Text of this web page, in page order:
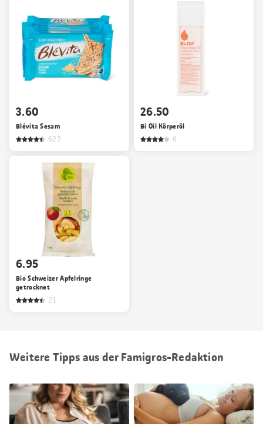
3.60
Blévita Sesam
623
26.50
Bi Oil Körperöl
6
6.95
Bio Schweizer Apfelringe
getrocknet
21
Weitere Tipps aus der Famigros-Redaktion